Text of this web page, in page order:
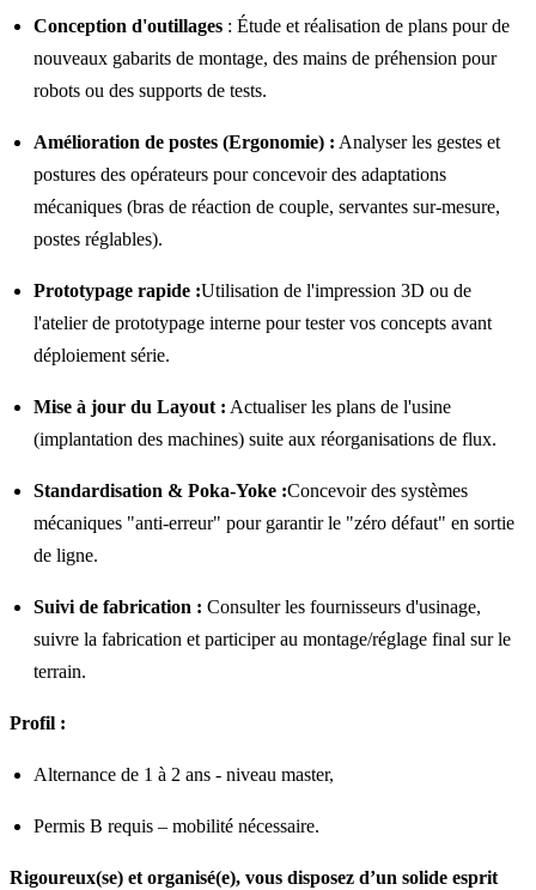
Conception d'outillages : Étude et réalisation de plans pour de
nouveaux gabarits de montage, des mains de préhension pour
robots ou des supports de tests.
Amélioration de postes (Ergonomie) : Analyser les gestes et
postures des opérateurs pour concevoir des adaptations
mécaniques (bras de réaction de couple, servantes sur-mesure,
postes réglables).
Prototypage rapide :Utilisation de l'impression 3D ou de
l'atelier de prototypage interne pour tester vos concepts avant
déploiement série.
Mise à jour du Layout : Actualiser les plans de l'usine
(implantation des machines) suite aux réorganisations de flux.
Standardisation & Poka-Yoke :Concevoir des systèmes
mécaniques "anti-erreur" pour garantir le "zéro défaut" en sortie
de ligne.
Suivi de fabrication : Consulter les fournisseurs d'usinage,
suivre la fabrication et participer au montage/réglage final sur le
terrain.
Profil :
Alternance de 1 à 2 ans - niveau master,
Permis B requis – mobilité nécessaire.
Rigoureux(se) et organisé(e), vous disposez d’un solide esprit